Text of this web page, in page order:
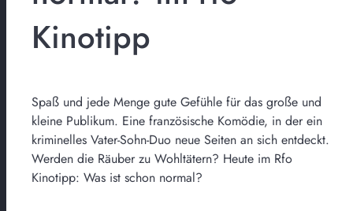
Kinotipp
Spaß und jede Menge gute Gefühle für das große und
kleine Publikum. Eine französische Komödie, in der ein
kriminelles Vater-Sohn-Duo neue Seiten an sich entdeckt.
Werden die Räuber zu Wohltätern? Heute im Rfo
Kinotipp: Was ist schon normal?